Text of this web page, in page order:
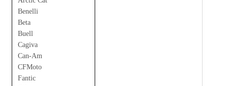
Benelli
Beta
Buell
Cagiva
Can-Am
CFMoto
Fantic